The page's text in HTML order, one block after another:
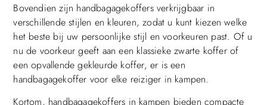
Bovendien zijn handbagagekoffers verkrijgbaar in
verschillende stijlen en kleuren, zodat u kunt kiezen welke
het beste bij uw persoonlijke stijl en voorkeuren past. Of u
nu de voorkeur geeft aan een klassieke zwarte koffer of
een opvallende gekleurde koffer, er is een
handbagagekoffer voor elke reiziger in kampen.
Kortom, handbagagekoffers in kampen bieden compacte